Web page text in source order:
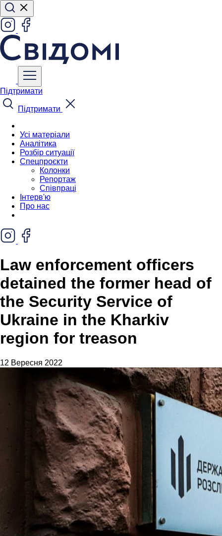
Підтримати
Підтримати
Усі матеріали
Аналітика
Розбір ситуації
Спецпроєкти
Колонки
Репортаж
Співпраці
Інтерв'ю
Про нас
Law enforcement officers
detained the former head of
the Security Service of
Ukraine in the Kharkiv
region for treason
12 Вересня 2022